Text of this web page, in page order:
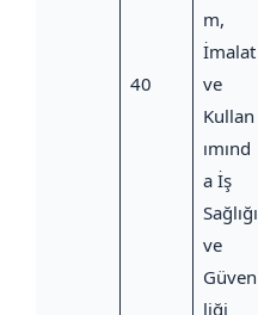
40
m,
İmalat
ve
Kullan
ımınd
a İş
Sağlığı
ve
Güven
liği